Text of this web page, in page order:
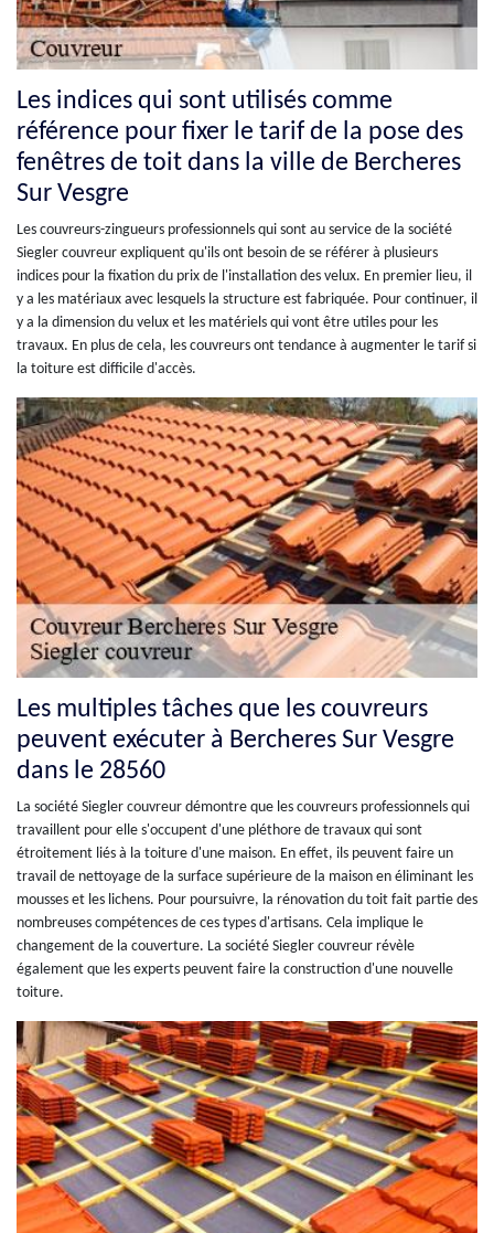
Les indices qui sont utilisés comme
référence pour fixer le tarif de la pose des
fenêtres de toit dans la ville de Bercheres
Sur Vesgre
Les couvreurs-zingueurs professionnels qui sont au service de la société
Siegler couvreur expliquent qu'ils ont besoin de se référer à plusieurs
indices pour la fixation du prix de l'installation des velux. En premier lieu, il
y a les matériaux avec lesquels la structure est fabriquée. Pour continuer, il
y a la dimension du velux et les matériels qui vont être utiles pour les
travaux. En plus de cela, les couvreurs ont tendance à augmenter le tarif si
la toiture est difficile d'accès.
Les multiples tâches que les couvreurs
peuvent exécuter à Bercheres Sur Vesgre
dans le 28560
La société Siegler couvreur démontre que les couvreurs professionnels qui
travaillent pour elle s'occupent d'une pléthore de travaux qui sont
étroitement liés à la toiture d'une maison. En effet, ils peuvent faire un
travail de nettoyage de la surface supérieure de la maison en éliminant les
mousses et les lichens. Pour poursuivre, la rénovation du toit fait partie des
nombreuses compétences de ces types d'artisans. Cela implique le
changement de la couverture. La société Siegler couvreur révèle
également que les experts peuvent faire la construction d'une nouvelle
toiture.